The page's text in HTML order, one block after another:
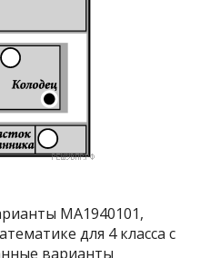
МА1940101,
для 4 класса с
варианты